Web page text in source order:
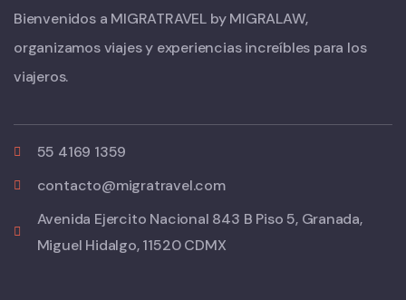
Bienvenidos a MIGRATRAVEL by MIGRALAW,
organizamos viajes y experiencias increíbles para los
viajeros.
55 4169 1359
contacto@migratravel.com
Avenida Ejercito Nacional 843 B Piso 5, Granada,
Miguel Hidalgo, 11520 CDMX